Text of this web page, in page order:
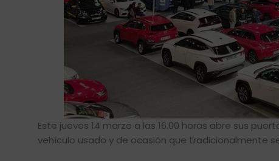
Este jueves 14 marzo a las 16.00 horas abre sus
vehículo usado y de ocasión que tradicionalmente